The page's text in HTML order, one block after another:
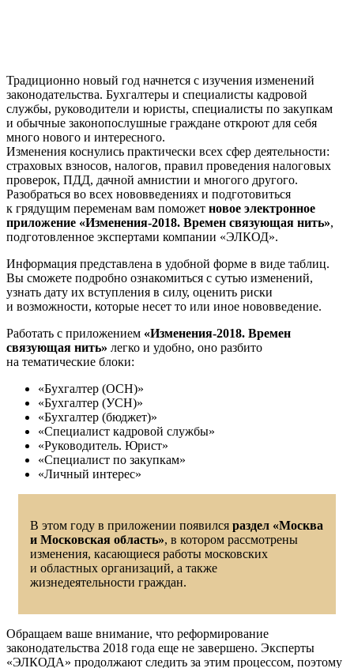
Традиционно новый год начнется с изучения изменений
законодательства. Бухгалтеры и специалисты кадровой
службы, руководители и юристы, специалисты по закупкам
и обычные законопослушные граждане откроют для себя
много нового и интересного.
Изменения коснулись практически всех сфер деятельности:
страховых взносов, налогов, правил проведения налоговых
проверок, ПДД, дачной амнистии и многого другого.
Разобраться во всех нововведениях и подготовиться
к грядущим переменам вам поможет новое электронное
приложение «Изменения-2018. Времен связующая нить»,
подготовленное экспертами компании «ЭЛКОД».
Информация представлена в удобной форме в виде таблиц.
Вы сможете подробно ознакомиться с сутью изменений,
узнать дату их вступления в силу, оценить риски
и возможности, которые несет то или иное нововведение.
Работать с приложением «Изменения-2018. Времен
связующая нить» легко и удобно, оно разбито
на тематические блоки:
«Бухгалтер (ОСН)»
«Бухгалтер (УСН)»
«Бухгалтер (бюджет)»
«Специалист кадровой службы»
«Руководитель. Юрист»
«Специалист по закупкам»
«Личный интерес»
В этом году в приложении появился раздел «Москва
и Московская область», в котором рассмотрены
изменения, касающиеся работы московских
и областных организаций, а также
жизнедеятельности граждан.
Обращаем ваше внимание, что реформирование
законодательства 2018 года еще не завершено. Эксперты
«ЭЛКОДА» продолжают следить за этим процессом, поэтому